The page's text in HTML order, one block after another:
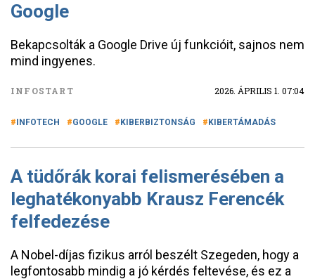
Google
Bekapcsolták a Google Drive új funkcióit, sajnos nem
mind ingyenes.
INFOSTART 2026. ÁPRILIS 1. 07:04
INFOTECH GOOGLE KIBERBIZTONSÁG KIBERTÁMADÁS
A tüdőrák korai felismerésében a
leghatékonyabb Krausz Ferencék
felfedezése
A Nobel-díjas fizikus arról beszélt Szegeden, hogy a
legfontosabb mindig a jó kérdés feltevése, és ez a